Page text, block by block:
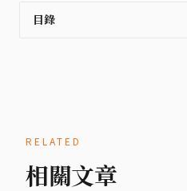
目錄
RELATED
相關文章